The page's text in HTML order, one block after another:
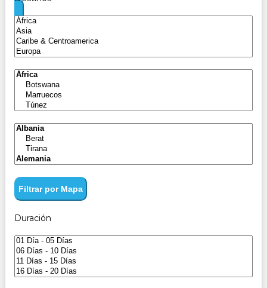
Filtrar por Mapa
Duración